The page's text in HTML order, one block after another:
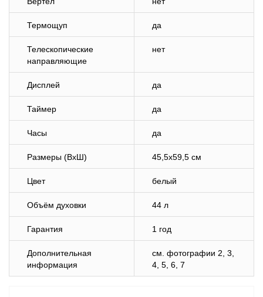
Термощуп да
Телескопические
направляющие
нет
Дисплей да
Таймер да
Часы да
Размеры (ВхШ) 45,5х59,5 см
Цвет белый
Объём духовки 44 л
Гарантия 1 год
Дополнительная
информация
cм. фотографии 2, 3,
4, 5, 6, 7